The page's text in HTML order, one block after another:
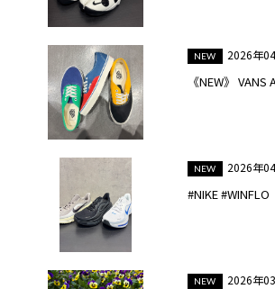
2026年
《NEW》 VANS
2026年
#NIKE #WINFLO
2026年